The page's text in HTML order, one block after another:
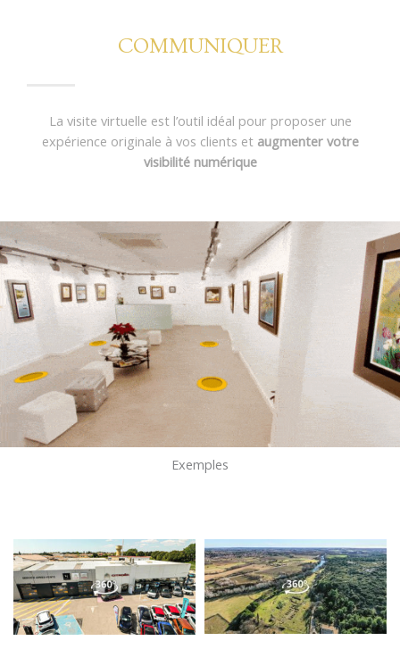
COMMUNIQUER
La visite virtuelle est l’outil idéal pour proposer une
expérience originale à vos clients et augmenter votre
visibilité numérique
Exemples